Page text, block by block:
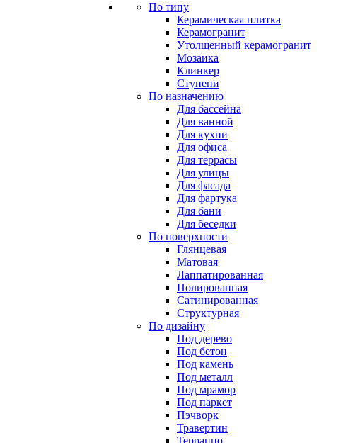
По типу
Керамическая плитка
Керамогранит
Утолщенный керамогранит
Мозаика
Клинкер
Ступени
По назначению
Для бассейна
Для ванной
Для кухни
Для офиса
Для террасы
Для улицы
Для фасада
Для фартука
Для бани
Для беседки
По поверхности
Глянцевая
Матовая
Лаппатированная
Полированная
Сатинированная
Структурная
По дизайну
Под дерево
Под бетон
Под камень
Под металл
Под мрамор
Под паркет
Пэчворк
Травертин
Терраццо